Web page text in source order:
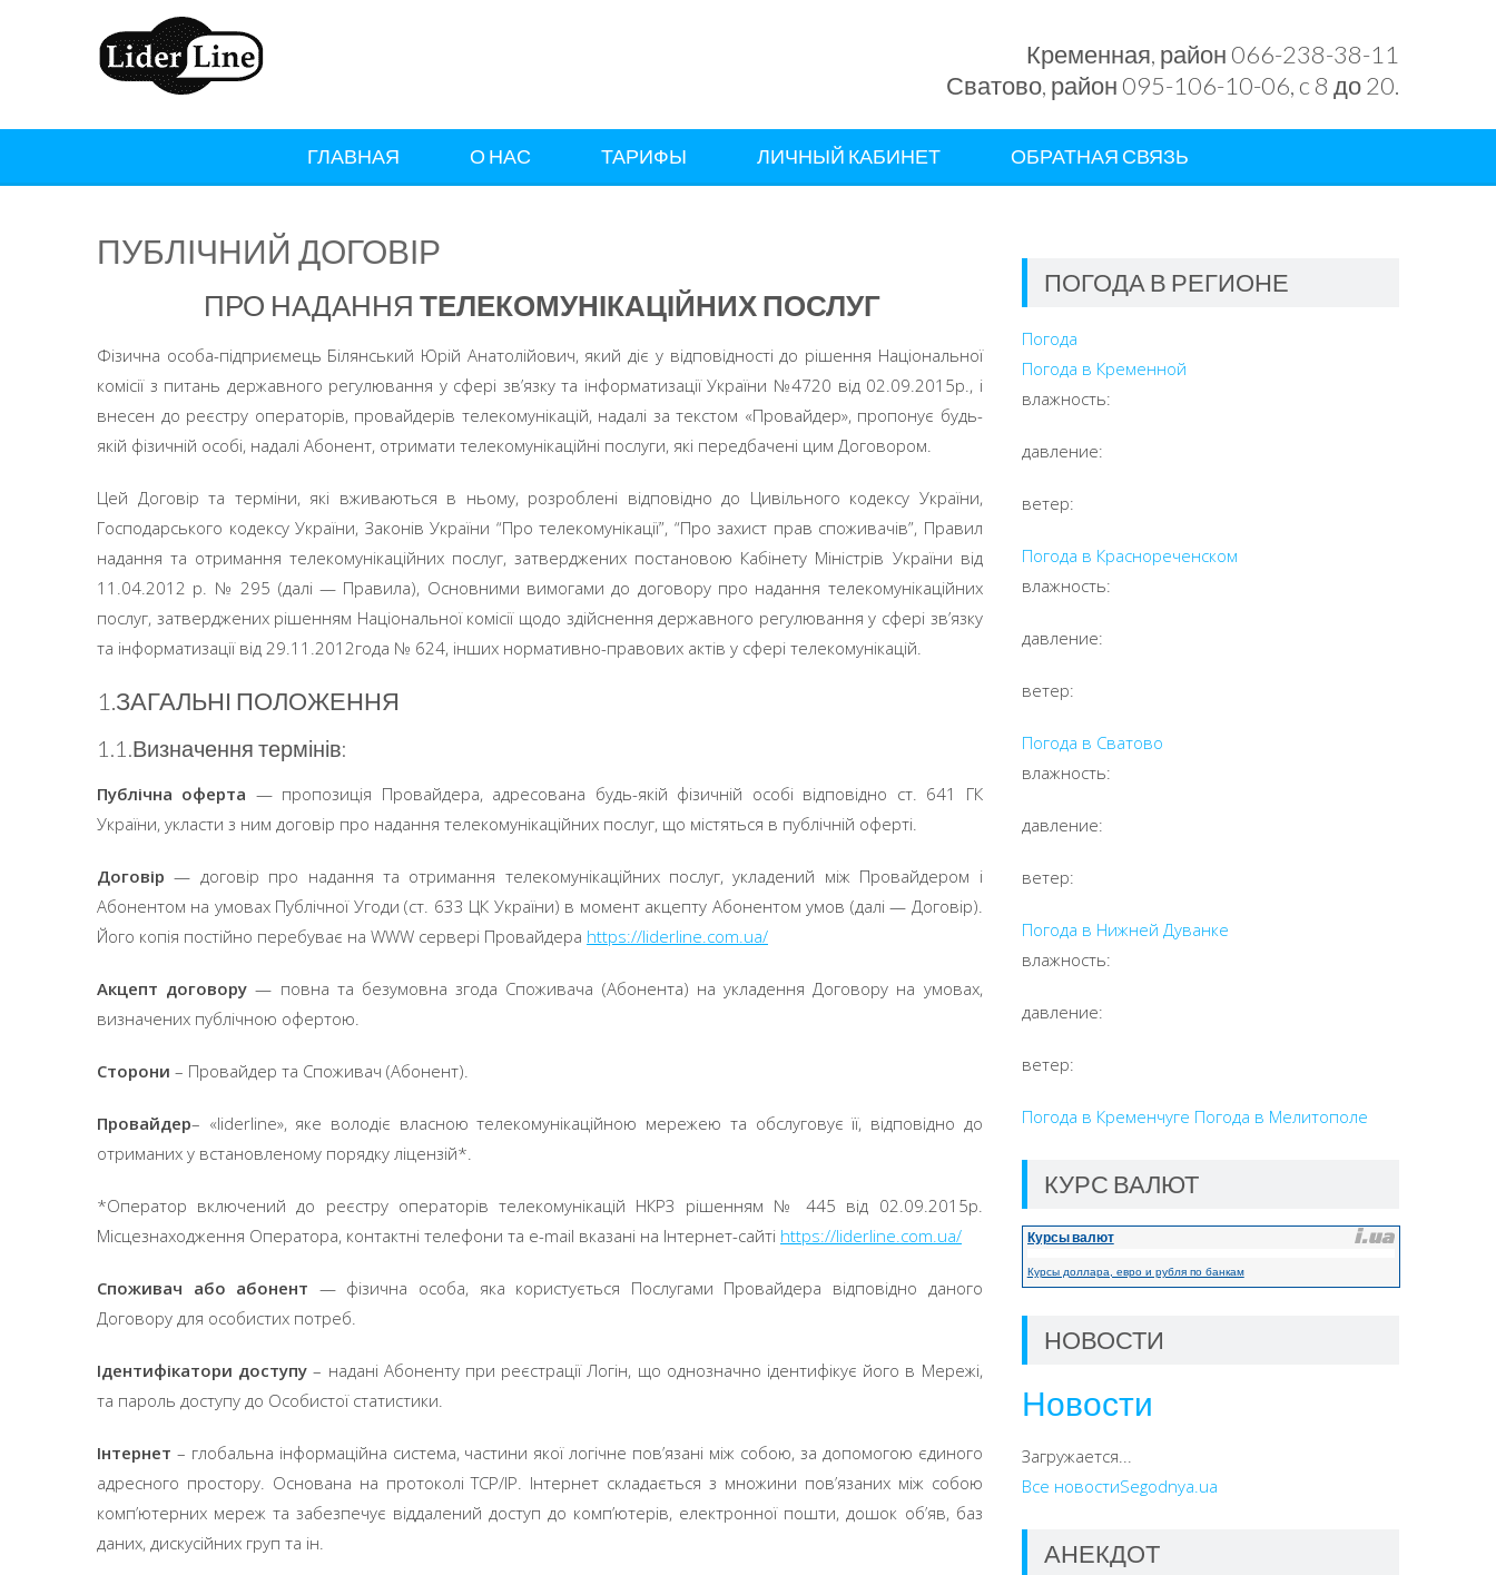
Кременная, район 066-238-38-11
Сватово, район 095-106-10-06, c 8 до 20.
ГЛАВНАЯ О НАС ТАРИФЫ ЛИЧНЫЙ КАБИНЕТ ОБРАТНАЯ СВЯЗЬ
ПУБЛІЧНИЙ ДОГОВІР
ПРО НАДАННЯТЕЛЕКОМУНІКАЦІЙНИХ ПОСЛУГ
Фізична особа-підприємець Білянський Юрій Анатолійович, який діє у відповідності до рішення Національної
комісії з питань державного регулювання у сфері зв’язку та інформатизації України №4720 від 02.09.2015р., і
внесен до реєстру операторів, провайдерів телекомунікацій, надалі за текстом «Провайдер», пропонує будь-
якій фізичній особі, надалі Абонент, отримати телекомунікаційні послуги, які передбачені цим Договором.
Цей Договір та терміни, які вживаються в ньому, розроблені відповідно до Цивільного кодексу України,
Господарського кодексу України, Законів України “Про телекомунікації”, “Про захист прав споживачів”, Правил
надання та отримання телекомунікаційних послуг, затверджених постановою Кабінету Міністрів України від
11.04.2012 р. № 295 (далі — Правила), Основними вимогами до договору про надання телекомунікаційних
послуг, затверджених рішенням Національної комісії щодо здійснення державного регулювання у сфері зв’язку
та інформатизації від 29.11.2012года № 624, інших нормативно-правових актів у сфері телекомунікацій.
1.ЗАГАЛЬНІ ПОЛОЖЕННЯ
1.1.Визначення термінів:
Публічна оферта — пропозиція Провайдера, адресована будь-якій фізичній особі відповідно ст. 641 ГК
України, укласти з ним договір про надання телекомунікаційних послуг, що містяться в публічній оферті.
Договір— договір про надання та отримання телекомунікаційних послуг, укладений між Провайдером і
Абонентом на умовах Публічної Угоди (ст. 633 ЦК України) в момент акцепту Абонентом умов (далі — Договір).
Його копія постійно перебуває на WWW сервері Провайдера https://liderline.com.ua/
Акцепт договору— повна та безумовна згода Споживача (Абонента) на укладення Договору на умовах,
визначених публічною офертою.
Сторони – Провайдер та Споживач (Абонент).
Провайдер– «liderline», яке володіє власною телекомунікаційною мережею та обслуговує її, відповідно до
отриманих у встановленому порядку ліцензій*.
*Оператор включений до реєстру операторів телекомунікацій НКРЗ рішенням № 445 від 02.09.2015р.
Місцезнаходження Оператора, контактні телефони та e-mail вказані на Інтернет-сайті https://liderline.com.ua/
Споживач або абонент — фізична особа, яка користується Послугами Провайдера відповідно даного
Договору для особистих потреб.
Ідентифікатори доступу– надані Абоненту при реєстрації Логін, що однозначно ідентифікує його в Мережі,
та пароль доступу до Особистої статистики.
Інтернет – глобальна інформаційна система, частини якої логічне пов’язані між собою, за допомогою єдиного
адресного простору. Основана на протоколі TCP/IP. Інтернет складається з множини пов’язаних між собою
комп’ютерних мереж та забезпечує віддалений доступ до комп’ютерів, електронної пошти, дошок об’яв, баз
даних, дискусійних груп та ін.
ПОГОДА В РЕГИОНЕ
Погода
Погода в Кременной
влажность:
давление:
ветер:
Погода в Краснореченском
влажность:
давление:
ветер:
Погода в Сватово
влажность:
давление:
ветер:
Погода в Нижней Дуванке
влажность:
давление:
ветер:
Погода в Кременчуге Погода в Мелитополе
КУРС ВАЛЮТ
Курсы валют
Курсы доллара, евро и рубля по банкам
НОВОСТИ
Новости
Загружается...
Все новостиSegodnya.ua
АНЕКДОТ